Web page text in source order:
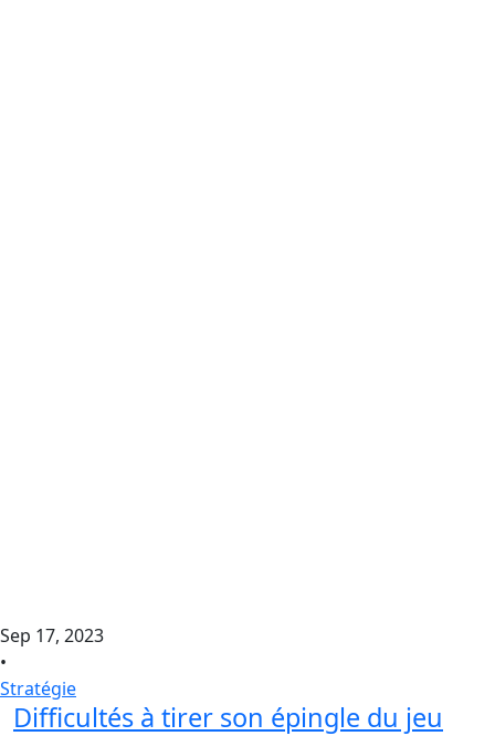
Sep 17, 2023
•
Stratégie
Difficultés à tirer son épingle du jeu